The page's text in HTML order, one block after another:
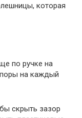
которая
по ручке на
на каждый
скрыть зазор